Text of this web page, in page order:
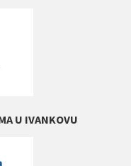
U IVANKOVU